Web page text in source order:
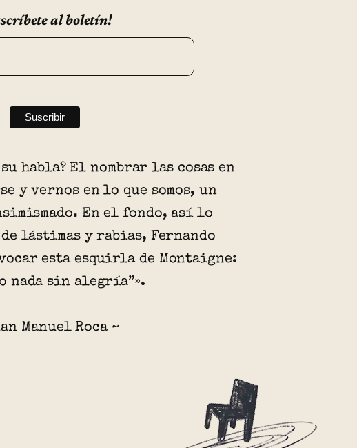
al boletín!
habla? El nombrar las cosas en
y vernos en lo que somos, un
En el fondo, así lo
lástimas y rabias, Fernando
esta esquirla de Montaigne:
nada sin alegría”».
Manuel Roca ~